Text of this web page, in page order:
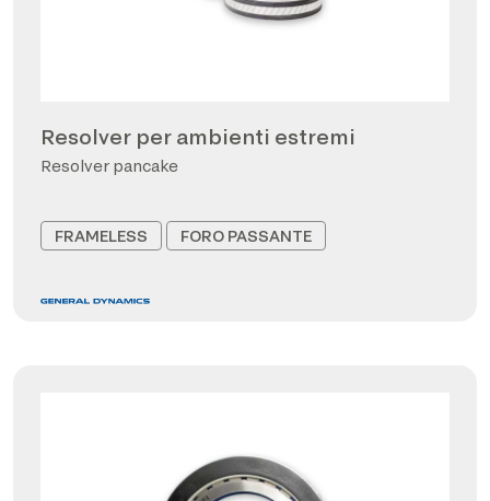
Resolver per ambienti estremi
Resolver pancake
FRAMELESS FORO PASSANTE